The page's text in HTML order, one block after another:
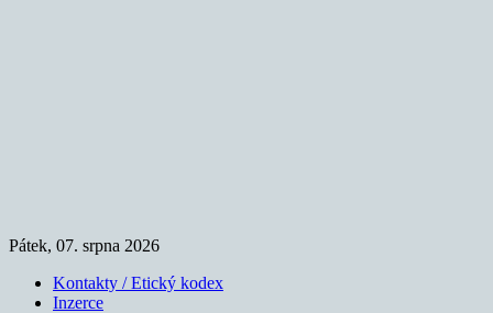
Pátek, 07. srpna 2026
Kontakty / Etický kodex
Inzerce